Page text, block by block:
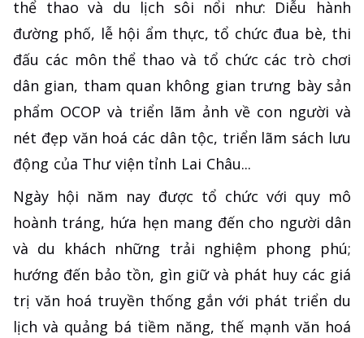
thể thao và du lịch sôi nổi như: Diễu hành
đường phố, lễ hội ẩm thực, tổ chức đua bè, thi
đấu các môn thể thao và tổ chức các trò chơi
dân gian, tham quan không gian trưng bày sản
phẩm OCOP và triển lãm ảnh về con người và
nét đẹp văn hoá các dân tộc, triển lãm sách lưu
động của Thư viện tỉnh Lai Châu...
Ngày hội năm nay được tổ chức với quy mô
hoành tráng, hứa hẹn mang đến cho người dân
và du khách những trải nghiệm phong phú;
hướng đến bảo tồn, gìn giữ và phát huy các giá
trị văn hoá truyền thống gắn với phát triển du
lịch và quảng bá tiềm năng, thế mạnh văn hoá